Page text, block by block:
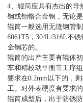
4、辊筒应具有杰出的导
钢或钼铬合金钢，无论
辊筒一般选用无缝钢管
6061T5，304L/316L不
金钢芯的。
辊筒的出产主要有辊体
车和精校动平衡等工序
要求在0.2mm以下的，
工。对外表硬度有要求
辊筒成型后，出于防锈